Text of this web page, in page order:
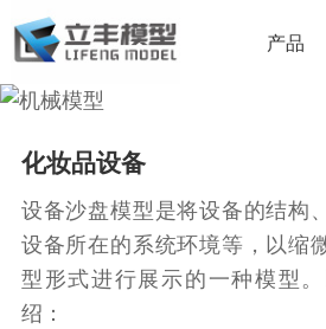
产品
化妆品设备
设备沙盘模型是将设备的结构
设备所在的系统环境等，以缩
型形式进行展示的一种模型
绍：